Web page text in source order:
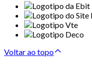
Voltar ao topo